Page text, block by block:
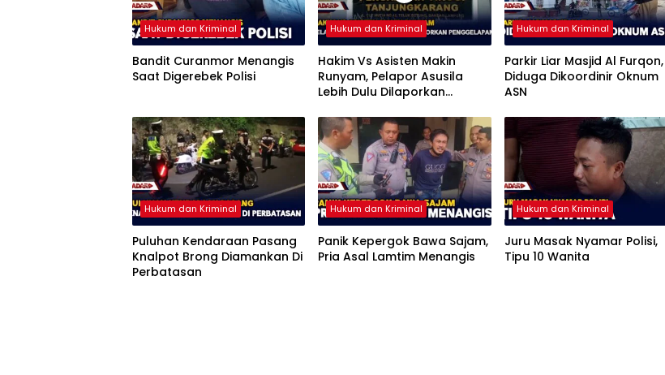
Hukum dan Kriminal
Bandit Curanmor Menangis
Saat Digerebek Polisi
Hukum dan Kriminal
Hakim Vs Asisten Makin
Runyam, Pelapor Asusila
Lebih Dulu Dilaporkan
Hukum dan Kriminal
Parkir Liar Masjid Al Furqon,
Diduga Dikoordinir Oknum
ASN
Hukum dan Kriminal
Puluhan Kendaraan Pasang
Knalpot Brong Diamankan Di
Perbatasan
Hukum dan Kriminal
Panik Kepergok Bawa Sajam,
Pria Asal Lamtim Menangis
Hukum dan Kriminal
Juru Masak Nyamar Polisi,
Tipu 10 Wanita